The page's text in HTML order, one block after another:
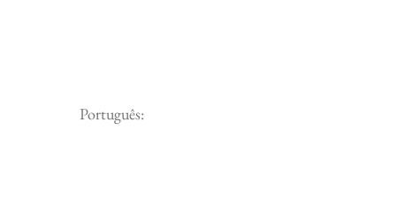
Português: